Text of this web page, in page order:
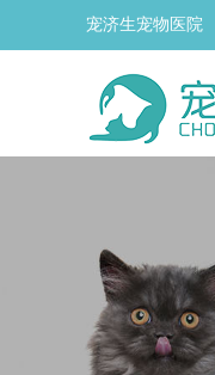
宠济生宠物医院